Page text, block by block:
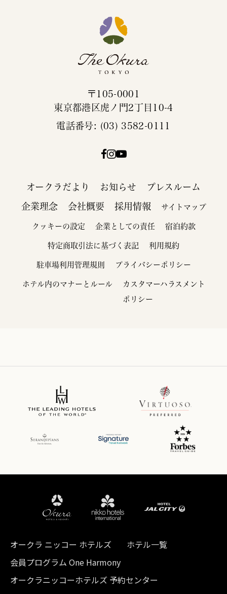
〒105-0001
東京都港区虎ノ門2丁目10-4
電話番号: (03) 3582-0111
オークラだより お知らせ プレスルーム
企業理念 会社概要 採用情報 サイトマップ
クッキーの設定 企業としての責任 宿泊約款
特定商取引法に基づく表記 利用規約
駐車場利用管理規則 プライバシーポリシー
ホテル内のマナーとルール
カスタマーハラスメント
ポリシー
オークラ ニッコー ホテルズ
ホテル一覧
会員プログラム One Harmony
オークラニッコーホテルズ 予約センター